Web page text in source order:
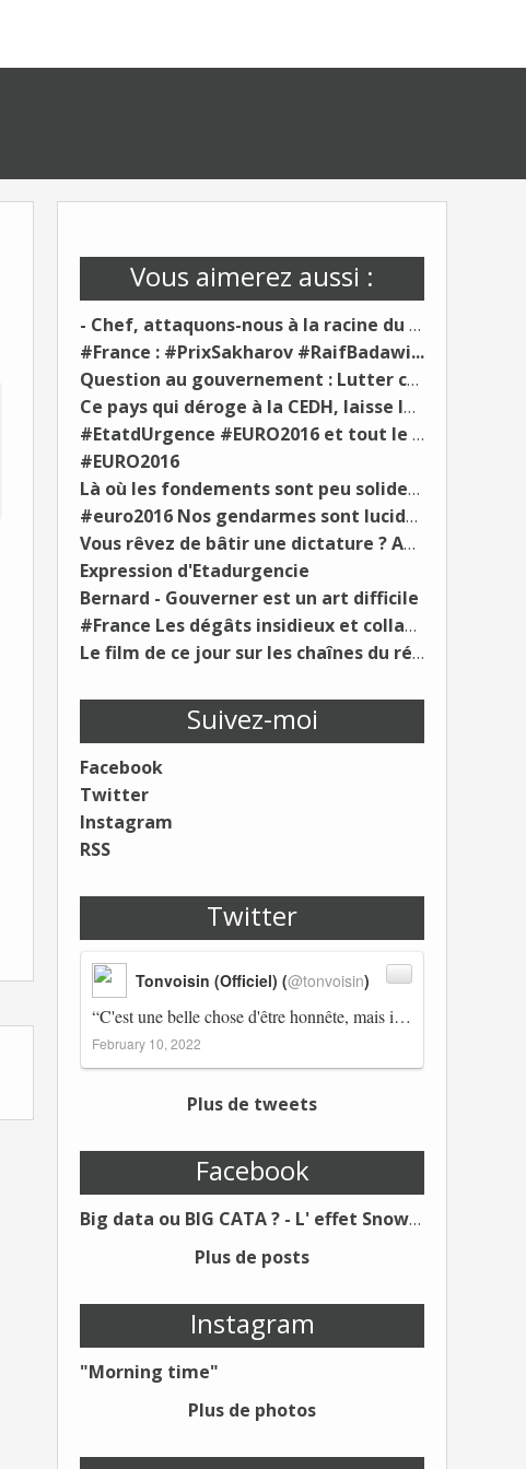
Vous aimerez aussi :
- Chef, attaquons-nous à la racine du mal
#France : #PrixSakharov #RaifBadawi...
Question au gouvernement : Lutter contre les...
Ce pays qui déroge à la CEDH, laisse le prix...
#EtatdUrgence #EURO2016 et tout le barnum VS...
#EURO2016
Là où les fondements sont peu solides,...
#euro2016 Nos gendarmes sont lucides et épuisés...
Vous rêvez de bâtir une dictature ? Avec le...
Expression d'Etadurgencie
Bernard - Gouverner est un art difficile
#France Les dégâts insidieux et collatéraux de...
Le film de ce jour sur les chaînes du régime :
Suivez-moi
Facebook
Twitter
Instagram
RSS
Twitter
“C'est une belle chose d'être honnête, mais il est également important d'avoir raison.” Winston Churchill Réplico…
Tonvoisin (Officiel) (@tonvoisin)
February 10, 2022
Plus de tweets
Facebook
Big data ou BIG CATA ? - L' effet Snowden - Editions Kawa - Un Éditeur différent !
Plus de posts
Instagram
"Morning time"
Plus de photos